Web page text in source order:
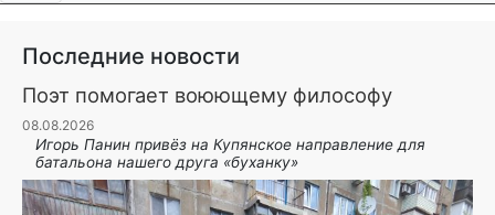
Последние новости
Поэт помогает воюющему философу
08.08.2026
Игорь Панин привëз на Купянское направление для
батальона нашего друга «буханку»